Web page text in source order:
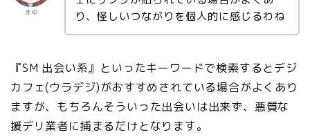
まゆ
り、怪しいつながりを個人的に感じるわね
『SM 出会い系』といったキーワードで検索するとデジ
カフェ(ウラデジ)がおすすめされている場合がよくあり
ますが、もちろんそういった出会いは出来ず、悪質な
援デリ業者に捕まるだけとなります。